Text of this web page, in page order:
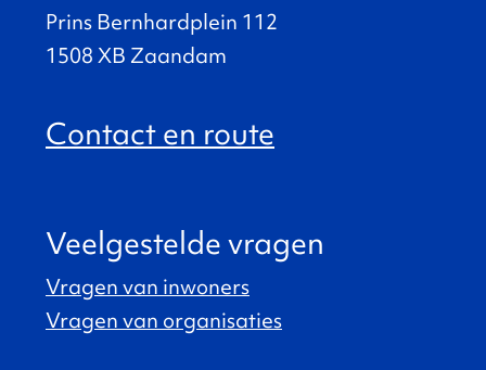
Prins Bernhardplein 112
1508 XB Zaandam
Contact en route
Veelgestelde vragen
Vragen van inwoners
Vragen van organisaties